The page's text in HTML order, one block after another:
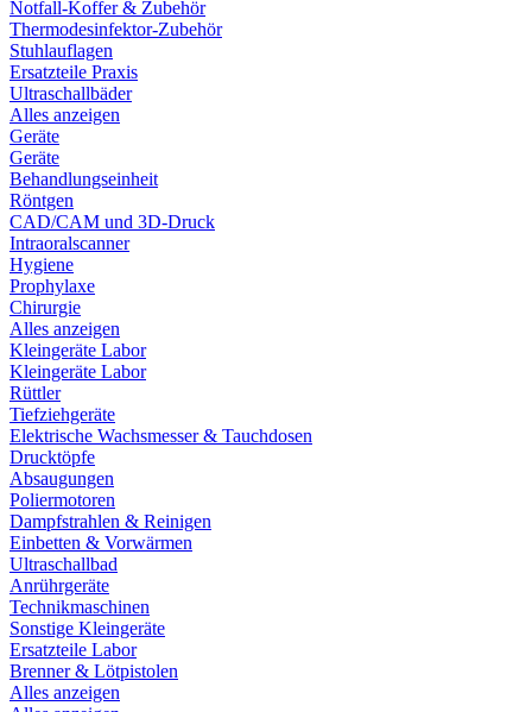
Notfall-Koffer & Zubehör
Thermodesinfektor-Zubehör
Stuhlauflagen
Ersatzteile Praxis
Ultraschallbäder
Alles anzeigen
Geräte
Geräte
Behandlungseinheit
Röntgen
CAD/CAM und 3D-Druck
Intraoralscanner
Hygiene
Prophylaxe
Chirurgie
Alles anzeigen
Kleingeräte Labor
Kleingeräte Labor
Rüttler
Tiefziehgeräte
Elektrische Wachsmesser & Tauchdosen
Drucktöpfe
Absaugungen
Poliermotoren
Dampfstrahlen & Reinigen
Einbetten & Vorwärmen
Ultraschallbad
Anrührgeräte
Technikmaschinen
Sonstige Kleingeräte
Ersatzteile Labor
Brenner & Lötpistolen
Alles anzeigen